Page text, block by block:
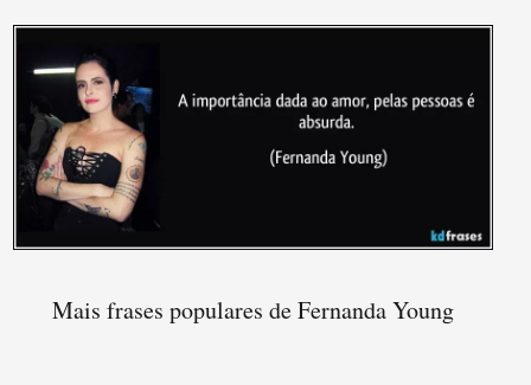
Mais frases populares de Fernanda Young